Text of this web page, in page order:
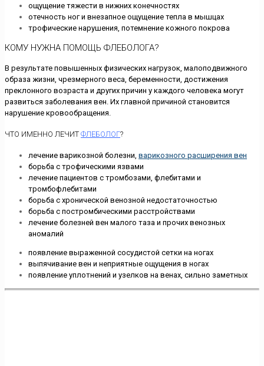
ощущение тяжести в нижних конечностях
отечность ног и внезапное ощущение тепла в мышцах
трофические нарушения, потемнение кожного покрова
КОМУ НУЖНА ПОМОЩЬ ФЛЕБОЛОГА?
В результате повышенных физических нагрузок, малоподвижного
образа жизни, чрезмерного веса, беременности, достижения
преклонного возраста и других причин у каждого человека могут
развиться заболевания вен. Их главной причиной становится
нарушение кровообращения.
ЧТО ИМЕННО ЛЕЧИТ ФЛЕБОЛОГ?
лечение варикозной болезни, варикозного расширения вен
борьба с трофическими язвами
лечение пациентов с тромбозами, флебитами и
тромбофлебитами
борьба с хронической венозной недостаточностью
борьба с постромбическими расстройствами
лечение болезней вен малого таза и прочих венозных
аномалий
появление выраженной сосудистой сетки на ногах
выпячивание вен и неприятные ощущения в ногах
появление уплотнений и узелков на венах, сильно заметных